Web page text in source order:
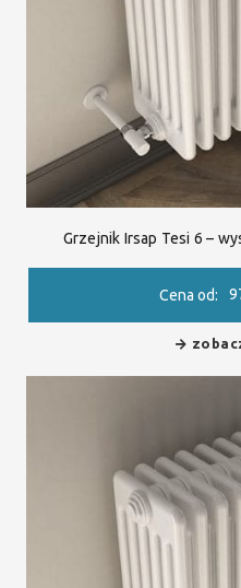
Grzejnik Irsap Tesi 6 –
Cena od: